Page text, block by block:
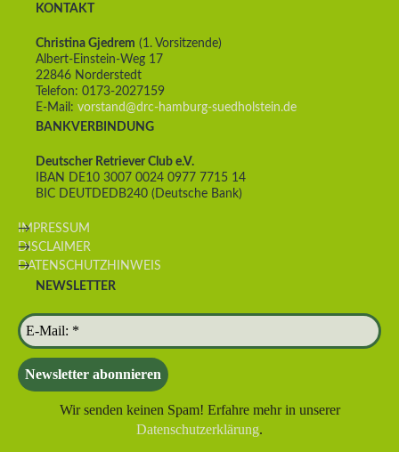
KONTAKT
Christina Gjedrem (1. Vorsitzende)
Albert-Einstein-Weg 17
22846 Norderstedt
Telefon: 0173-2027159
E-Mail: vorstand@drc-hamburg-suedholstein.de
BANKVERBINDUNG
Deutscher Retriever Club e.V.
IBAN DE10 3007 0024 0977 7715 14
BIC DEUTDEDB240 (Deutsche Bank)
IMPRESSUM
DISCLAIMER
DATENSCHUTZHINWEIS
NEWSLETTER
Wir senden keinen Spam! Erfahre mehr in unserer
Datenschutzerklärung.